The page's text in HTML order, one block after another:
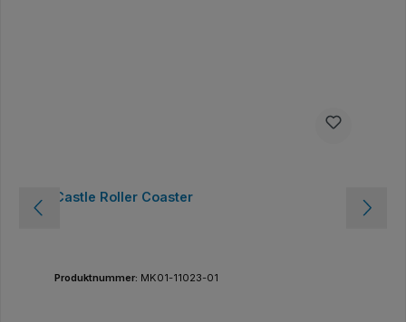
Castle Roller Coaster
Produktnummer: MK01-11023-01